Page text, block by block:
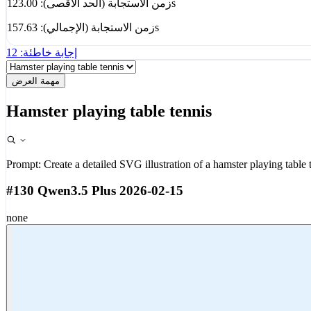
زمن الاستجابة (الحد الأقصى): 123.00s
زمن الاستجابة (الإجمالي): 157.63s
إجابة خاطئة: 12
مهمة العرض
Hamster playing table tennis
Prompt: Create a detailed SVG illustration of a hamster playing table
#130 Qwen3.5 Plus 2026-02-15
none